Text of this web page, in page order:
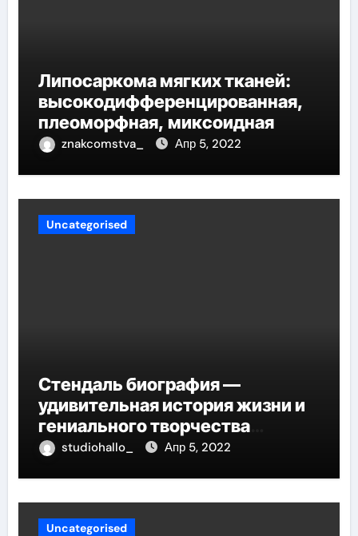
Липосаркома мягких тканей:
высокодифференцированная,
плеоморфная, миксоидная
znakcomstva_ Апр 5, 2022
Uncategorised
Стендаль биография —
удивительная история жизни и
гениального творчества
великого писателя
studiohallo_ Апр 5, 2022
Uncategorised